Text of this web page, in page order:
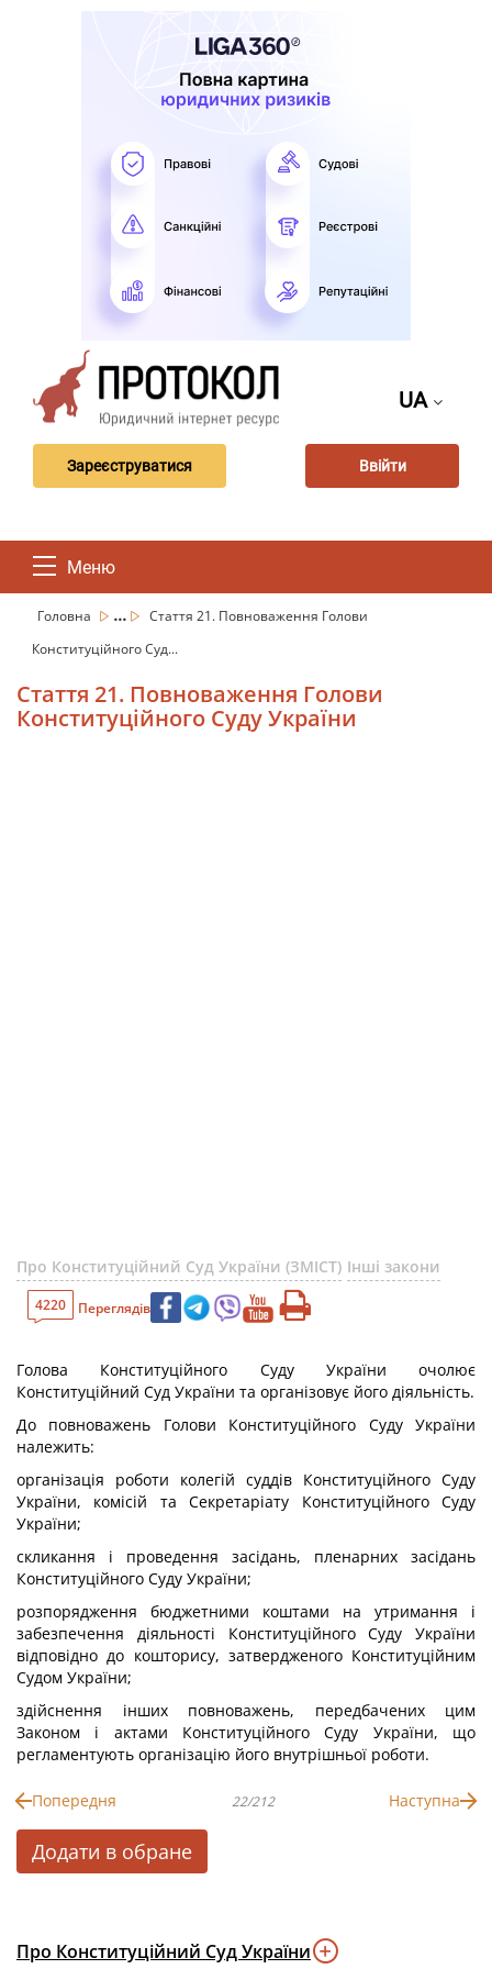
UA
Зареєструватися Ввійти
Меню
Головна ...
Стаття 21. Повноваження Голови
Конституційного Суд...
Стаття 21. Повноваження Голови
Конституційного Суду України
Про Конституційний Суд України (ЗМІСТ) Інші закони
4220 Переглядів
Голова Конституційного Суду України очолює
Конституційний Суд України та організовує його діяльність.
До повноважень Голови Конституційного Суду України
належить:
організація роботи колегій суддів Конституційного Суду
України, комісій та Секретаріату Конституційного Суду
України;
скликання і проведення засідань, пленарних засідань
Конституційного Суду України;
розпорядження бюджетними коштами на утримання і
забезпечення діяльності Конституційного Суду України
відповідно до кошторису, затвердженого Конституційним
Судом України;
здійснення інших повноважень, передбачених цим
Законом і актами Конституційного Суду України, що
регламентують організацію його внутрішньої роботи.
Попередня 22/212 Наступна
Додати в обране
Про Конституційний Суд України